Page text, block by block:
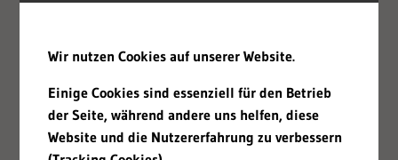
Wir nutzen Cookies auf unserer Website.
Einige Cookies sind essenziell für den Betrieb
der Seite, während andere uns helfen, diese
Website und die Nutzererfahrung zu verbessern